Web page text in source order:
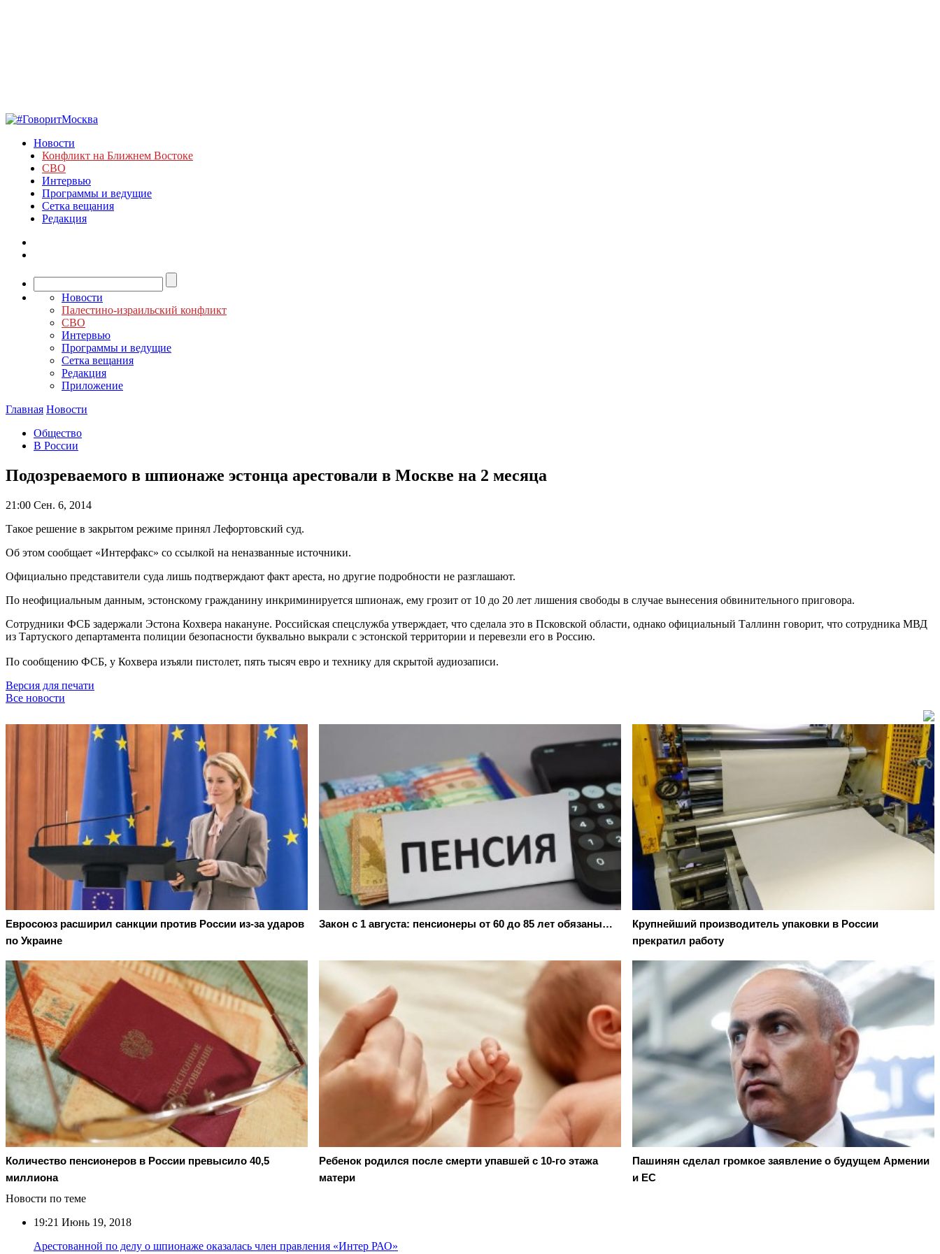
Новости
Конфликт на Ближнем Востоке
СВО
Интервью
Программы и ведущие
Сетка вещания
Редакция
Новости
Палестино-израильский конфликт
СВО
Интервью
Программы и ведущие
Сетка вещания
Редакция
Приложение
Главная Новости
Общество
В России
Подозреваемого в шпионаже эстонца арестовали в Москве на 2 месяца
21:00 Сен. 6, 2014
Такое решение в закрытом режиме принял Лефортовский суд.
Об этом сообщает «Интерфакс» со ссылкой на неназванные источники.
Официально представители суда лишь подтверждают факт ареста, но другие подробности не разглашают.
По неофициальным данным, эстонскому гражданину инкриминируется шпионаж, ему грозит от 10 до 20 лет лишения свободы в случае вынесения обвинительного приговора.
Сотрудники ФСБ задержали Эстона Кохвера накануне. Российская спецслужба утверждает, что сделала это в Псковской области, однако официальный Таллинн говорит, что сотрудника МВД
из Тартуского департамента полиции безопасности буквально выкрали с эстонской территории и перевезли его в Россию.
По сообщению ФСБ, у Кохвера изъяли пистолет, пять тысяч евро и технику для скрытой аудиозаписи.
Версия для печати
Все новости
Евросоюз расширил санкции против России из-за ударов
по Украине
Закон с 1 августа: пенсионеры от 60 до 85 лет обязаны…
Крупнейший производитель упаковки в России
прекратил работу
Количество пенсионеров в России превысило 40,5
миллиона
Ребенок родился после смерти упавшей с 10-го этажа
матери
Пашинян сделал громкое заявление о будущем Армении
и ЕС
Новости по теме
19:21 Июнь 19, 2018
Арестованной по делу о шпионаже оказалась член правления «Интер РАО»